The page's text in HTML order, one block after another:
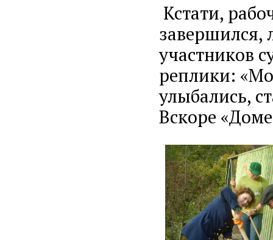
Кстати,
завершился,
участников
реплики:
улыбались,
Вскоре